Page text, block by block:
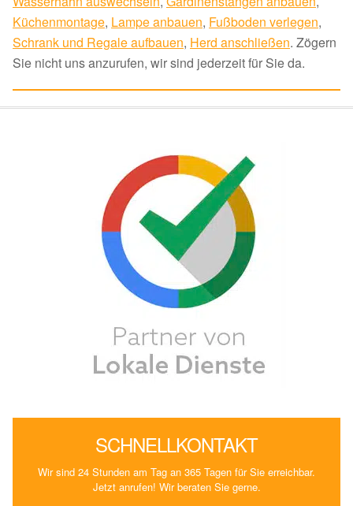
Küchenmontage, Lampe anbauen, Fußboden verlegen,
Schrank und Regale aufbauen, Herd anschließen. Zögern
Sie nicht uns anzurufen, wir sind jederzeit für Sie da.
SCHNELLKONTAKT
Wir sind 24 Stunden am Tag an 365 Tagen für Sie erreichbar.
Jetzt anrufen! Wir beraten Sie gerne.